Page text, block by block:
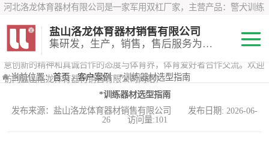
河北洛龙体育器材有限公司是一家军用双杠厂家，主营产品：警犬训练
*训练器材、400米障碍器材、军用单杠、军用双杠、军犬训练器材等训
练器材，咨询攀岩墙价格？在线咨询客服，公司以顾客至上的原则，锐
意创新的精神和真诚合作的态度与体育界，体育爱好者合作交流。欢迎
访问盐山洛龙体育器材销售有限公司网站！
盐山洛龙体育器材销售有限公司
集研发，生产，销售，售后服务为一体
当前位置：首页›客户案例› *训练器材选型指南
*训练器材选型指南
发布来源：盐山洛龙体育器材销售有限公司 发布日期: 2026-06-
26 访问量:101
200米障碍器材
心理行为训练器